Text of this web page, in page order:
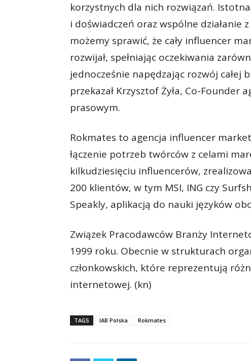
korzystnych dla nich rozwiązań.
i doświadczeń oraz wspólne
możemy sprawić, że cały influencer
rozwijał, spełniając oczekiwania
jednocześnie napędzając rozwój
przekazał Krzysztof Żyła, Co-Founder
prasowym.
Rokmates to agencja influencer
łączenie potrzeb twórców z celami
kilkudziesięciu influencerów,
200 klientów, w tym MSI, ING czy
Speakly, aplikacją do nauki języków
Związek Pracodawców Branży
1999 roku. Obecnie w strukturach
członkowskich, które reprezentują
internetowej. (kn)
TAGS IAB Polska Rokmates